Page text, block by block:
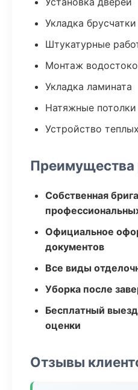
Укладка брусчатки
Штукатурные
Монтаж
Укладка ламината
Натяжные потолки
Устройство
Преимущества
Собственная
Официальное
документов
Все виды
Уборка после
Бесплатный
оценки
Отзывы